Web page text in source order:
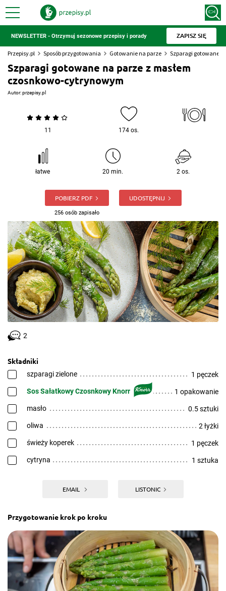
NEWSLETTER - Otrzymuj sezonowe przepisy i porady ZAPISZ SIĘ
Przepisy.pl Sposób przygotowania Gotowanie na parze Szparagi gotowane
Szparagi gotowane na parze z masłem
czosnkowo-cytrynowym
Autor:przepisy.pl
11 174 os.
łatwe 20 min. 2 os.
POBIERZ PDF
256 osób zapisało
UDOSTĘPNIJ
2
Składniki
szparagi zielone 1 pęczek
Sos Sałatkowy Czosnkowy Knorr 1 opakowanie
masło 0.5 sztuki
oliwa 2 łyżki
świeży koperek 1 pęczek
cytryna 1 sztuka
EMAIL LISTONIC
Przygotowanie krok po kroku